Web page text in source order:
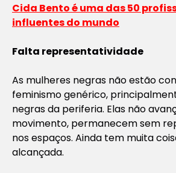
Cida Bento é uma das 50
influentes do mundo
Falta representatividade
As mulheres negras não estão
feminismo genérico,
negras da periferia. Elas não
movimento, permanecem sem
nos espaços. Ainda tem muita
alcançada.